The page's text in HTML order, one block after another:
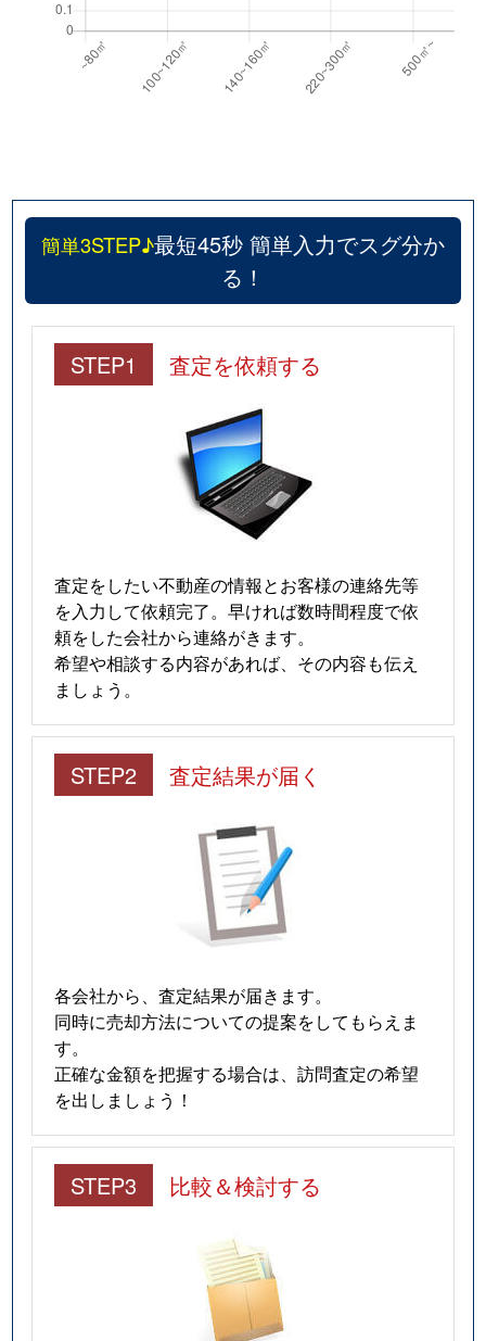
簡単3STEP♪最短45秒 簡単入力でスグ分か
る！
STEP1 査定を依頼する
査定をしたい不動産の情報とお客様の連絡先等
を入力して依頼完了。早ければ数時間程度で依
頼をした会社から連絡がきます。
希望や相談する内容があれば、その内容も伝え
ましょう。
STEP2 査定結果が届く
各会社から、査定結果が届きます。
同時に売却方法についての提案をしてもらえま
す。
正確な金額を把握する場合は、訪問査定の希望
を出しましょう！
STEP3 比較＆検討する